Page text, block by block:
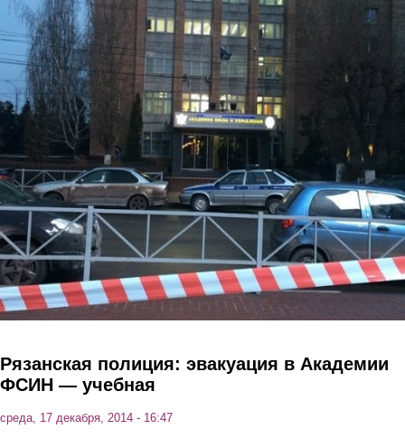
Перейти к основному содержанию
Рязанская полиция: эвакуация в Академии
ФСИН — учебная
среда, 17 декабря, 2014 - 16:47